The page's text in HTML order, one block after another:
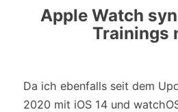
Apple Watch
Trainings
Da ich ebenfalls seit dem
2020 mit iOS 14 und